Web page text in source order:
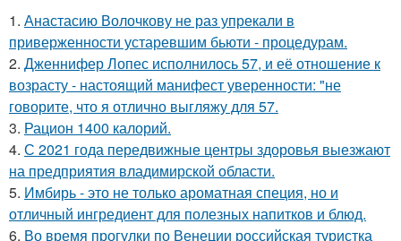
1. Анастасию Волочкову не раз упрекали в
приверженности устаревшим бьюти - процедурам.
2. Дженнифер Лопес исполнилось 57, и её отношение к
возрасту - настоящий манифест уверенности: "не
говорите, что я отлично выгляжу для 57.
3. Рацион 1400 калорий.
4. С 2021 года передвижные центры здоровья выезжают
на предприятия владимирской области.
5. Имбирь - это не только ароматная специя, но и
отличный ингредиент для полезных напитков и блюд.
6. Во время прогулки по Венеции российская туристка